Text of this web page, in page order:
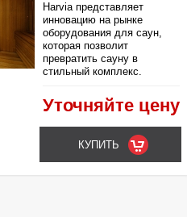
Harvia представляет
инновацию на рынке
оборудования для саун,
которая позволит
превратить сауну в
стильный комплекс.
Уточняйте цену